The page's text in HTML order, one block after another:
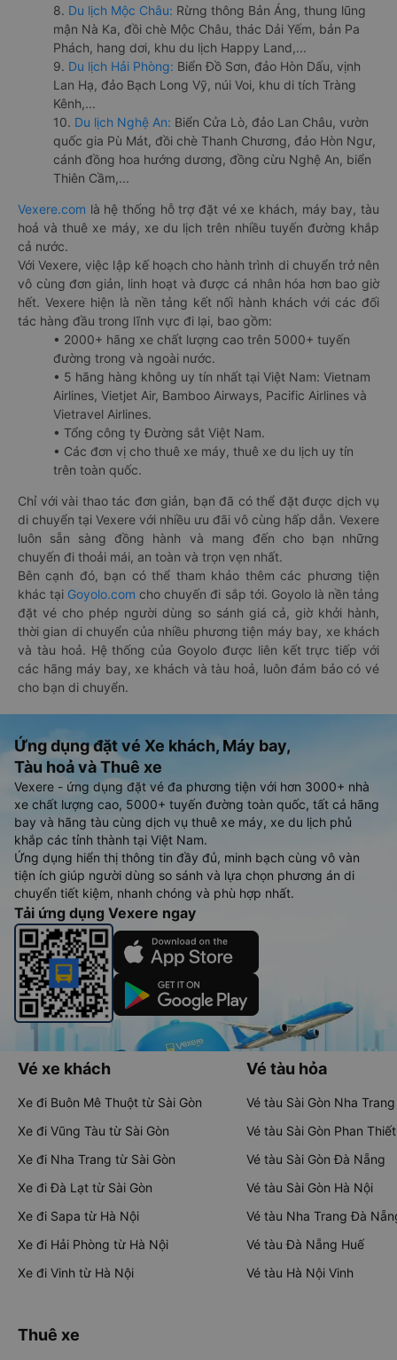
8. Du lịch Mộc Châu: Rừng thông Bản Áng, thung lũng
mận Nà Ka, đồi chè Mộc Châu, thác Dải Yếm, bản Pa
Phách, hang dơi, khu du lịch Happy Land,...
9. Du lịch Hải Phòng: Biển Đồ Sơn, đảo Hòn Dấu, vịnh
Lan Hạ, đảo Bạch Long Vỹ, núi Voi, khu di tích Tràng
Kênh,...
10. Du lịch Nghệ An: Biển Cửa Lò, đảo Lan Châu, vườn
quốc gia Pù Mát, đồi chè Thanh Chương, đảo Hòn Ngư,
cánh đồng hoa hướng dương, đồng cừu Nghệ An, biển
Thiên Cầm,...
Vexere.com là hệ thống hỗ trợ đặt vé xe khách, máy bay, tàu
hoả và thuê xe máy, xe du lịch trên nhiều tuyến đường khắp
cả nước.
Với Vexere, việc lập kế hoạch cho hành trình di chuyển trở nên
vô cùng đơn giản, linh hoạt và được cá nhân hóa hơn bao giờ
hết. Vexere hiện là nền tảng kết nối hành khách với các đối
tác hàng đầu trong lĩnh vực đi lại, bao gồm:
• 2000+ hãng xe chất lượng cao trên 5000+ tuyến
đường trong và ngoài nước.
• 5 hãng hàng không uy tín nhất tại Việt Nam: Vietnam
Airlines, Vietjet Air, Bamboo Airways, Pacific Airlines và
Vietravel Airlines.
• Tổng công ty Đường sắt Việt Nam.
• Các đơn vị cho thuê xe máy, thuê xe du lịch uy tín
trên toàn quốc.
Chỉ với vài thao tác đơn giản, bạn đã có thể đặt được dịch vụ
di chuyển tại Vexere với nhiều ưu đãi vô cùng hấp dẫn. Vexere
luôn sẵn sàng đồng hành và mang đến cho bạn những
chuyến đi thoải mái, an toàn và trọn vẹn nhất.
Bên cạnh đó, bạn có thể tham khảo thêm các phương tiện
khác tại Goyolo.com cho chuyến đi sắp tới. Goyolo là nền tảng
đặt vé cho phép người dùng so sánh giá cả, giờ khởi hành,
thời gian di chuyển của nhiều phương tiện máy bay, xe khách
và tàu hoả. Hệ thống của Goyolo được liên kết trực tiếp với
các hãng máy bay, xe khách và tàu hoả, luôn đảm bảo có vé
cho bạn di chuyển.
Ứng dụng đặt vé Xe khách, Máy bay,
Tàu hoả và Thuê xe
Vexere - ứng dụng đặt vé đa phương tiện với hơn 3000+ nhà
xe chất lượng cao, 5000+ tuyến đường toàn quốc, tất cả hãng
bay và hãng tàu cùng dịch vụ thuê xe máy, xe du lịch phủ
khắp các tỉnh thành tại Việt Nam.
Ứng dụng hiển thị thông tin đầy đủ, minh bạch cùng vô vàn
tiện ích giúp người dùng so sánh và lựa chọn phương án di
chuyển tiết kiệm, nhanh chóng và phù hợp nhất.
Tải ứng dụng Vexere ngay
Vé xe khách
Xe đi Buôn Mê Thuột từ Sài Gòn
Xe đi Vũng Tàu từ Sài Gòn
Xe đi Nha Trang từ Sài Gòn
Xe đi Đà Lạt từ Sài Gòn
Xe đi Sapa từ Hà Nội
Xe đi Hải Phòng từ Hà Nội
Xe đi Vinh từ Hà Nội
Vé tàu hỏa
Vé tàu Sài Gòn Nha Trang
Vé tàu Sài Gòn Phan Thiết
Vé tàu Sài Gòn Đà Nẵng
Vé tàu Sài Gòn Hà Nội
Vé tàu Nha Trang Đà
Vé tàu Đà Nẵng Huế
Vé tàu Hà Nội Vinh
Thuê xe